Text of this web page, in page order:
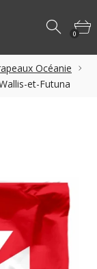
0
Océanie
et-Futuna